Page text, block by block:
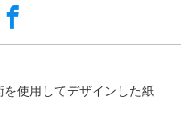
使用してデザインした紙